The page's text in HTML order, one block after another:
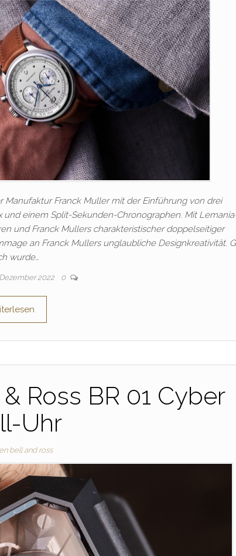
Manufaktur Franck Muller mit der Einführung von drei
einem Split-Sekunden-Chronographen. Mit
und Franck Mullers charakteristischer doppelseitiger
an Franck Mullers unglaubliche Designkreativität.
wurde…
2022 0
Ross BR 01 Cyber​​​​
Uhr
bell and ross